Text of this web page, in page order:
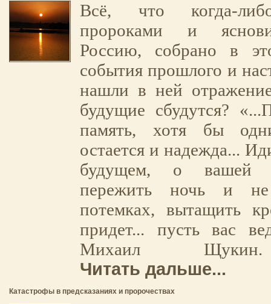
Всё, что когда-
пророками и
Россию, собрано в
события прошлого и
нашли в ней
будущие сбудутся?
память, хотя бы
остается и надежда...
будущем, о вашей
пережить ночь и не
потемках, вытащить
придет... пусть вас
Михаил
Читать дальше...
Катастрофы в предсказаниях и пророчествах